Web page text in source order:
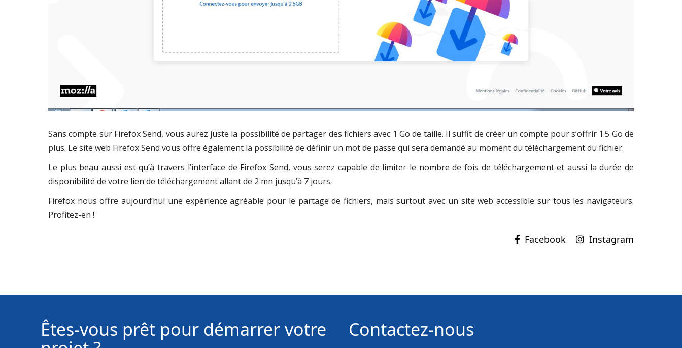
Sans compte sur Firefox Send, vous aurez juste la possibilité de partager des fichiers avec 1 Go de taille. Il suffit de créer un compte pour s’offrir 1.5 Go de
plus. Le site web Firefox Send vous offre également la possibilité de définir un mot de passe qui sera demandé au moment du téléchargement du fichier.
Le plus beau aussi est qu’à travers l’interface de Firefox Send, vous serez capable de limiter le nombre de fois de téléchargement et aussi la durée de
disponibilité de votre lien de téléchargement allant de 2 mn jusqu’à 7 jours.
Firefox nous offre aujourd’hui une expérience agréable pour le partage de fichiers, mais surtout avec un site web accessible sur tous les navigateurs.
Profitez-en !
Instagram
Êtes-vous prêt pour démarrer votre
Contactez-nous